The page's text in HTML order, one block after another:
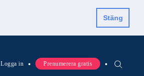
Stäng
Logga in Prenumerera gratis